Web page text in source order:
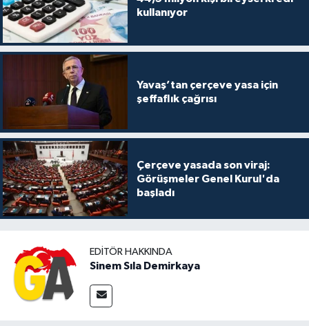
kullanıyor
Yavaş’tan çerçeve yasa için
şeffaflık çağrısı
Çerçeve yasada son viraj:
Görüşmeler Genel Kurul'da
başladı
EDITÖR HAKKINDA
Sinem Sıla Demirkaya